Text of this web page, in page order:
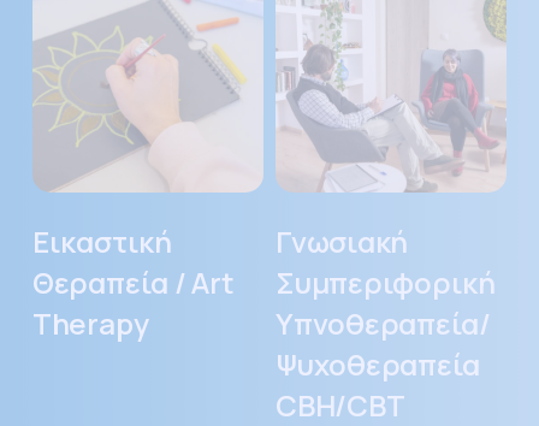
Θεραπεία
Art
Therapy
Εικαστική
Θεραπεία / Art
Therapy
Συμπεριφορική
Υπνοθεραπεία/
Ψυχοθεραπεία
CBH/CBT
Γνωσιακή
Συμπεριφορική
Υπνοθεραπεία/
Ψυχοθεραπεία
CBH/CBT